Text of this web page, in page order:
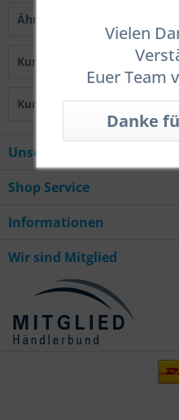
Ähnliche Artikel
Kunden kauften auch
Kunden haben sich ebenfalls
Vielen
Euer Team
Unsere Hotline
Shop Service
Informationen
Wir sind Mitglied